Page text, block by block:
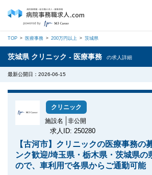
TOP 医療事務 200万円以上 茨城県
茨城県 クリニック - 医療事務 の求人詳細
最新公開日：2026-06-15
クリニック
施設名
非公開
求人ID: 250280
【古河市】クリニックの医療事務の
ンク歓迎/埼玉県・栃木県・茨城県の
ので、車利用で各県からご通勤可能